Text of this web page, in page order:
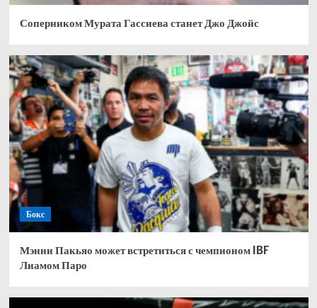
Соперником Мурата Гассиева станет Джо Джойс
Бокс
Мэнни Пакьяо может встретиться с чемпионом IBF
Лиамом Паро